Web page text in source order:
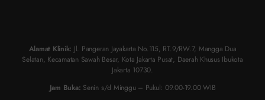
Alamat Klinik: Jl. Pangeran Jayakarta No.115, RT.9/RW.7, Mangga Dua
Selatan, Kecamatan Sawah Besar, Kota Jakarta Pusat, Daerah Khusus Ibukota
Jakarta 10730.
Jam Buka: Senin s/d Minggu – Pukul: 09.00-19.00 WIB